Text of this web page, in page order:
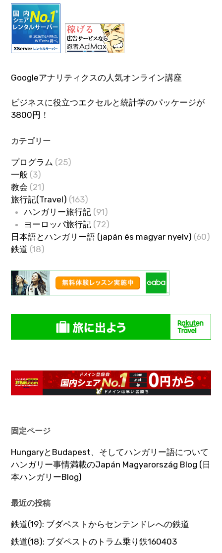
Googleアナリティクスの人気オンライン講座
ビジネスに役立つエクセルと統計学のパッケージが
3800円！
カテゴリー
プログラム (25)
一般 (3)
教会 (21)
旅行記(Travel) (163)
ハンガリー旅行記(91)
ヨーロッパ旅行記(72)
日本語とハンガリー語 (japán és magyar nyelv) (60)
鉄道 (18)
固定ページ
HungaryとBudapest、そしてハンガリー語について
ハンガリー事情満載のJapán Magyarország Blog (日
本ハンガリーBlog)
最近の投稿
鉄道(19): ブダペストからセンテンドレへの鉄道
鉄道(18): ブダペストのトラム乗り鉄160403